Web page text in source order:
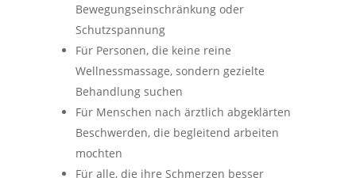
Bewegungseinschränkung oder
Schutzspannung
Für Personen, die keine reine
Wellnessmassage, sondern gezielte
Behandlung suchen
Für Menschen nach ärztlich abgeklärten
Beschwerden, die begleitend arbeiten
mochten
Für alle, die ihre Schmerzen besser